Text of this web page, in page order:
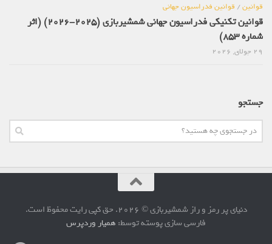
قوانین/قوانین فدراسیون جهانی
قوانین تکنیکی فدراسیون جهانی شمشیربازی (2025-2026) (اثر
شماره 853)
جستجو
دنیای پر رمز و راز شمشیربازی © 2026. حق کپی رایت محفوظ است.
فارسی سازی پوسته توسط:همیار وردپرس